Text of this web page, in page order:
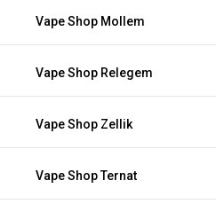
Vape Shop Mollem
Vape Shop Relegem
Vape Shop Zellik
Vape Shop Ternat